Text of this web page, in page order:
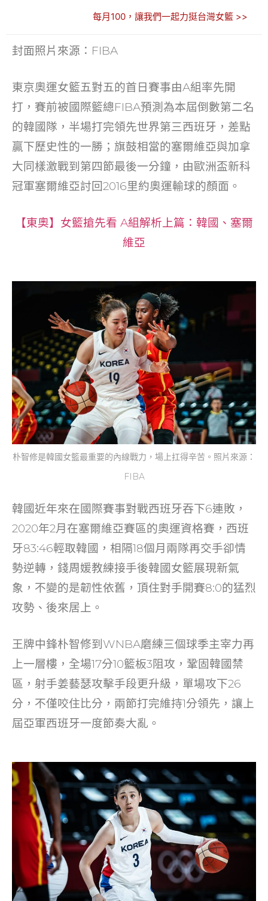
e
b
o
o
k
itt
er
ai
l
C k
n
每月100，讓我們一起力挺台灣女籃 >>
封面照片來源：FIBA
東京奧運女籃五對五的首日賽事由A組率先開
打，賽前被國際籃總FIBA預測為本屆倒數第二名
的韓國隊，半場打完領先世界第三西班牙，差點
贏下歷史性的一勝；旗鼓相當的塞爾維亞與加拿
大同樣激戰到第四節最後一分鐘，由歐洲盃新科
冠軍塞爾維亞討回2016里約奧運輸球的顏面。
【東奧】女籃搶先看 A組解析上篇：韓國、塞爾
維亞
朴智修是韓國女籃最重要的內線戰力，場上扛得辛苦。照片來源：
FIBA
韓國近年來在國際賽事對戰西班牙吞下6連敗，
2020年2月在塞爾維亞賽區的奧運資格賽，西班
牙83:46輕取韓國，相隔18個月兩隊再交手卻情
勢逆轉，錢周媛教練接手後韓國女籃展現新氣
象，不變的是韌性依舊，頂住對手開賽8:0的猛烈
攻勢、後來居上。
王牌中鋒朴智修到WNBA磨練三個球季主宰力再
上一層樓，全場17分10籃板3阻攻，鞏固韓國禁
區，射手姜藝瑟攻擊手段更升級，單場攻下26
分，不僅咬住比分，兩節打完維持1分領先，讓上
屆亞軍西班牙一度節奏大亂。